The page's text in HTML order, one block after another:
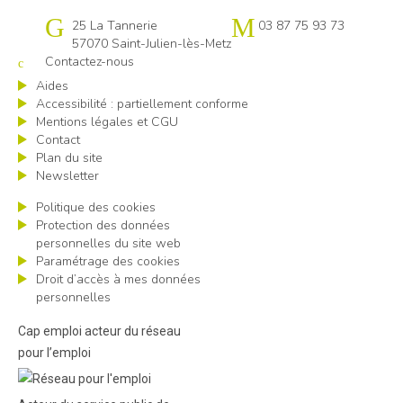
Cap emploi 57
25 La Tannerie
57070 Saint-Julien-lès-Metz
03 87 75 93 73
Contactez-nous
Aides
Accessibilité : partiellement conforme
Mentions légales et CGU
Contact
Plan du site
Newsletter
Politique des cookies
Protection des données
personnelles du site web
Paramétrage des cookies
Droit d’accès à mes données
personnelles
Cap emploi acteur du réseau
pour l’emploi